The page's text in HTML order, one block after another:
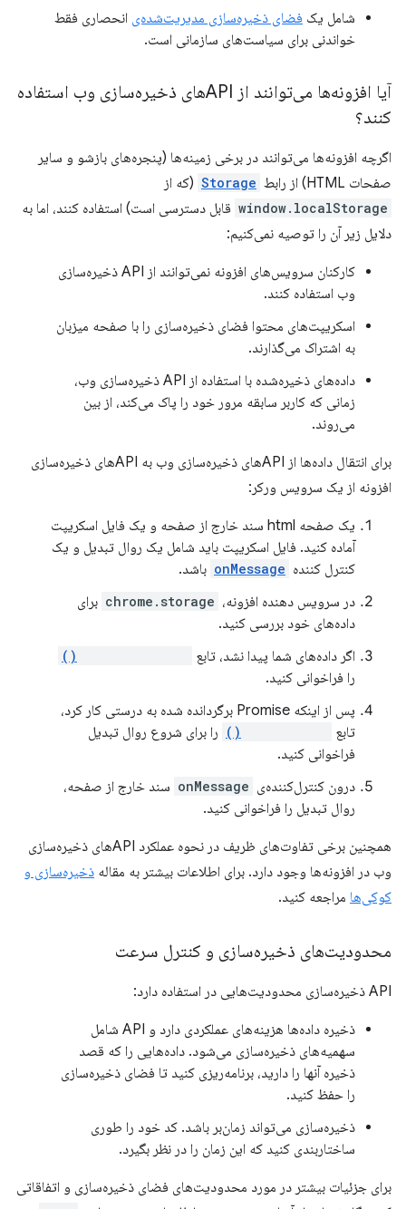
شامل یک فضای ذخیره‌سازی مدیریت‌شده‌ی انحصاری فقط
خواندنی برای سیاست‌های سازمانی است.
آیا افزونه‌ها می‌توانند از APIهای ذخیره‌سازی وب استفاده
کنند؟
اگرچه افزونه‌ها می‌توانند در برخی زمینه‌ها (پنجره‌های بازشو و سایر
صفحات HTML) از رابط
Storage (که از
window.localStorage قابل دسترسی است) استفاده کنند، اما به
دلایل زیر آن را توصیه نمی‌کنیم:
کارکنان سرویس‌های افزونه نمی‌توانند از API ذخیره‌سازی
وب استفاده کنند.
اسکریپت‌های محتوا فضای ذخیره‌سازی را با صفحه میزبان
به اشتراک می‌گذارند.
داده‌های ذخیره‌شده با استفاده از API ذخیره‌سازی وب،
زمانی که کاربر سابقه مرور خود را پاک می‌کند، از بین
می‌روند.
برای انتقال داده‌ها از APIهای ذخیره‌سازی وب به APIهای ذخیره‌سازی
افزونه از یک سرویس ورکر:
یک صفحه html سند خارج از صفحه و یک فایل اسکریپت
آماده کنید. فایل اسکریپت باید شامل یک روال تبدیل و یک
کنترل کننده onMessage باشد.
در سرویس دهنده افزونه، chrome.storage برای
داده‌های خود بررسی کنید.
اگر داده‌های شما پیدا نشد، تابع
را فراخوانی کنید.
پس از اینکه Promise برگردانده شده به درستی کار کرد،
تابع
را برای شروع روال تبدیل
فراخوانی کنید.
درون کنترل‌کننده‌ی onMessage سند خارج از صفحه،
روال تبدیل را فراخوانی کنید.
همچنین برخی تفاوت‌های ظریف در نحوه عملکرد APIهای ذخیره‌سازی
وب در افزونه‌ها وجود دارد. برای اطلاعات بیشتر به مقاله ذخیره‌سازی و
کوکی‌ها مراجعه کنید.
محدودیت‌های ذخیره‌سازی و کنترل سرعت
API ذخیره‌سازی محدودیت‌هایی در استفاده دارد:
ذخیره داده‌ها هزینه‌های عملکردی دارد و API شامل
سهمیه‌های ذخیره‌سازی می‌شود. داده‌هایی را که قصد
ذخیره آنها را دارید، برنامه‌ریزی کنید تا فضای ذخیره‌سازی
را حفظ کنید.
ذخیره‌سازی می‌تواند زمان‌بر باشد. کد خود را طوری
ساختاربندی کنید که این زمان را در نظر بگیرد.
برای جزئیات بیشتر در مورد محدودیت‌های فضای ذخیره‌سازی و اتفاقاتی